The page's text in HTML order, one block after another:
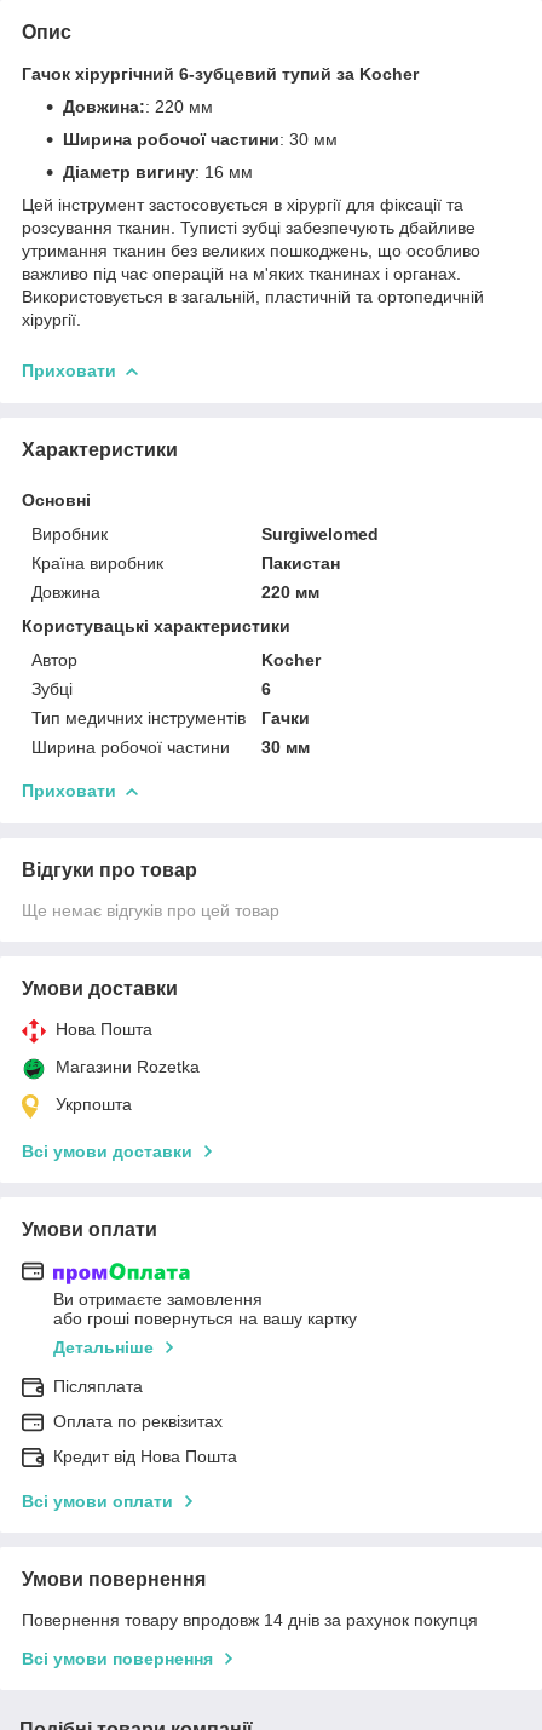
Опис
Гачок хірургічний 6-зубцевий тупий за Kocher
Довжина:: 220 мм
Ширина робочої частини: 30 мм
Діаметр вигину: 16 мм
Цей інструмент застосовується в хірургії для фіксації та
розсування тканин. Туписті зубці забезпечують дбайливе
утримання тканин без великих пошкоджень, що особливо
важливо під час операцій на м'яких тканинах і органах.
Використовується в загальній, пластичній та ортопедичній
хірургії.
Приховати
Характеристики
Основні
Виробник
Surgiwelomed
Країна виробник
Пакистан
Довжина
220 мм
Користувацькі характеристики
Автор
Kocher
Зубці
6
Тип медичних інструментів
Гачки
Ширина робочої частини
30 мм
Приховати
Відгуки про товар
Ще немає відгуків про цей товар
Умови доставки
Нова Пошта
Магазини Rozetka
Укрпошта
Всі умови доставки
Умови оплати
Ви отримаєте замовлення
або гроші повернуться на вашу картку
Детальніше
Післяплата
Оплата по реквізитах
Кредит від Нова Пошта
Всі умови оплати
Умови повернення
Повернення товару впродовж 14 днів за рахунок покупця
Всі умови повернення